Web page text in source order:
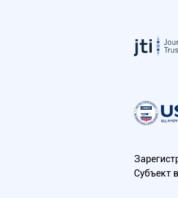
Субъект